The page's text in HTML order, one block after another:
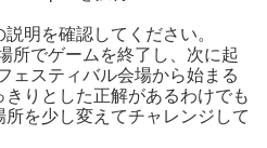
明を確認してください。
所でゲームを終了し、次に起
ェスティバル会場から始まる
りとした正解があるわけでも
を少し変えてチャレンジして